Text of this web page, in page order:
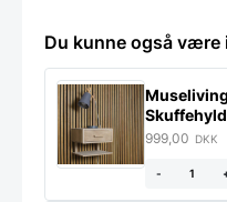
Du kunne også
Museliving
massiv eg
999,00 DKK
-